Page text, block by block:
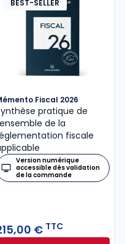
BEST-SELLER
Fiscal 2026
pratique de
de la
fiscale
Version numérique
accessible dès validation
de la commande
€ TTC